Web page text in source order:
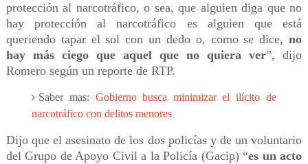
protección al narcotráfico, o sea, que alguien diga que no
hay protección al narcotráfico es alguien que está
queriendo tapar el sol con un dedo o, como se dice,no
hay más ciego que aquel que no quiera ver”, dijo
Romero según un reporte de RTP.
Saber mas: Gobierno busca minimizar el ilícito de
narcotráfico con delitos menores
Dijo que el asesinato de los dos policías y de un voluntario
del Grupo de Apoyo Civil a la Policía (Gacip) “es un acto